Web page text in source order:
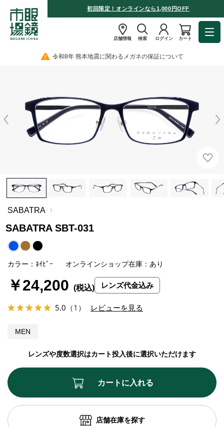
初回限定！オンラインなら1,000円OFF
店舗情報 検索 ログイン カート
令和8年 熊本地震に関わるメガネの保証について
SABATRA
SABATRA SBT-031
5.0 （1） レビューを見る
MEN
カラー：ﾈｲﾋﾞｰ オンラインショップ在庫：あり
レンズや度数選択はカート投入後に選択いただけます
￥24,200 レンズ代金込み
カートに入れる
店舗在庫を探す